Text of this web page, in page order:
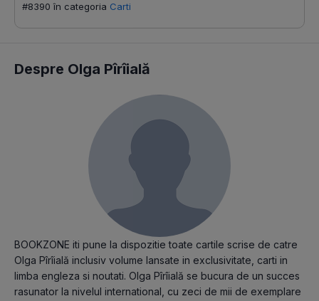
#8390 în categoria Carti
Despre Olga Pîrîială
BOOKZONE iti pune la dispozitie toate cartile scrise de catre
Olga Pîrîială inclusiv volume lansate in exclusivitate, carti in
limba engleza si noutati. Olga Pîrîială se bucura de un succes
rasunator la nivelul international, cu zeci de mii de exemplare